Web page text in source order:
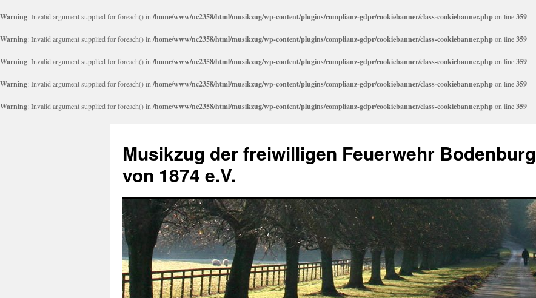
Warning: Invalid argument supplied for foreach() in /home/www/nc2358/html/musikzug/wp-content/plugins/complianz-gdpr/cookiebanner/class-cookiebanner.phpon line359
Warning: Invalid argument supplied for foreach() in /home/www/nc2358/html/musikzug/wp-content/plugins/complianz-gdpr/cookiebanner/class-cookiebanner.phpon line359
Warning: Invalid argument supplied for foreach() in /home/www/nc2358/html/musikzug/wp-content/plugins/complianz-gdpr/cookiebanner/class-cookiebanner.phpon line359
Warning: Invalid argument supplied for foreach() in /home/www/nc2358/html/musikzug/wp-content/plugins/complianz-gdpr/cookiebanner/class-cookiebanner.phpon line359
Warning: Invalid argument supplied for foreach() in /home/www/nc2358/html/musikzug/wp-content/plugins/complianz-gdpr/cookiebanner/class-cookiebanner.phpon line359
springen
Musikzug der freiwilligen Feuerwehr Bodenburg
von 1874 e.V.